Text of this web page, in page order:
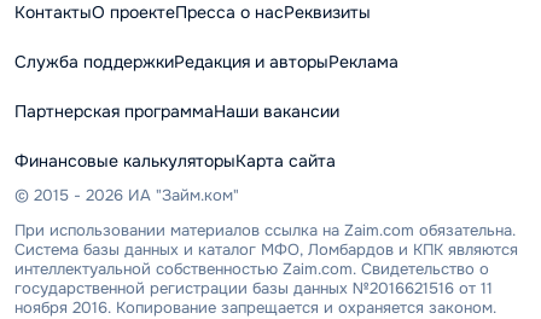
КонтактыО проектеПресса о насРеквизиты
Служба поддержкиРедакция и авторыРеклама
Партнерская программаНаши вакансии
Финансовые калькуляторыКарта сайта
© 2015 - 2026 ИА "Займ.ком"
При использовании материалов ссылка на Zaim.com обязательна.
Система базы данных и каталог МФО, Ломбардов и КПК являются
интеллектуальной собственностью Zaim.com. Свидетельство о
государственной регистрации базы данных №2016621516 от 11
ноября 2016. Копирование запрещается и охраняется законом.